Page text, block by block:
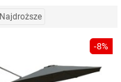
Najdroższe
-8%